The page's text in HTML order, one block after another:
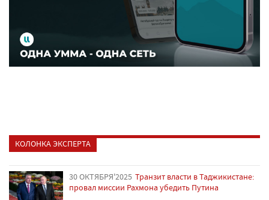
КОЛОНКА ЭКСПЕРТА
30 ОКТЯБРЯ'2025 Транзит власти в Таджикистане:
провал миссии Рахмона убедить Путина